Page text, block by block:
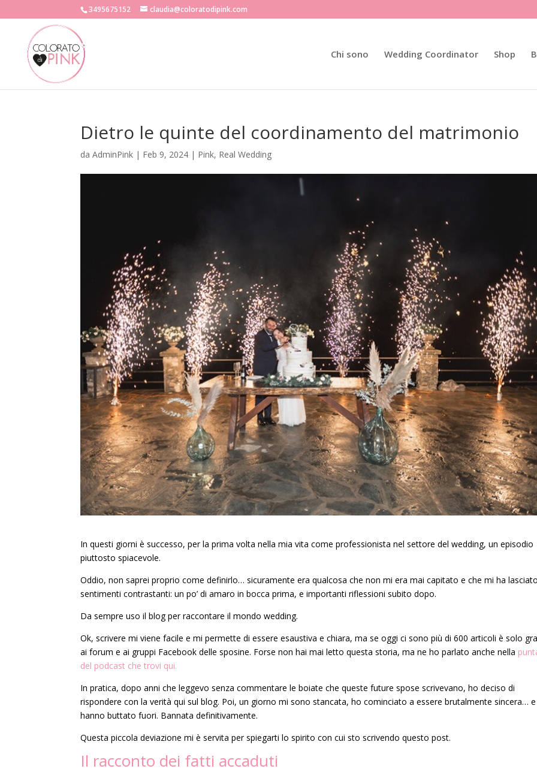
3495675152 claudia@coloratodipink.com
Chi sono Wedding Coordinator Shop
Dietro le quinte del coordinamento del matrimonio
daAdminPink | Feb 9, 2024 | Pink, Real Wedding
In questi giorni è successo, per la prima volta nella mia vita come professionista nel settore del wedding, un episodio
piuttosto spiacevole.
Oddio, non saprei proprio come definirlo… sicuramente era qualcosa che non mi era mai capitato e che mi ha
sentimenti contrastanti: un po’ di amaro in bocca prima, e importanti riflessioni subito dopo.
Da sempre uso il blog per raccontare il mondo wedding.
Ok, scrivere mi viene facile e mi permette di essere esaustiva e chiara, ma se oggi ci sono più di 600 articoli è solo
ai forum e ai gruppi Facebook delle sposine. Forse non hai mai letto questa storia, ma ne ho parlato anche nella
del podcast che trovi qui.
In pratica, dopo anni che leggevo senza commentare le boiate che queste future spose scrivevano, ho deciso di
rispondere con la verità qui sul blog. Poi, un giorno mi sono stancata, ho cominciato a essere brutalmente sincera…
hanno buttato fuori. Bannata definitivamente.
Questa piccola deviazione mi è servita per spiegarti lo spirito con cui sto scrivendo questo post.
Il racconto dei fatti accaduti